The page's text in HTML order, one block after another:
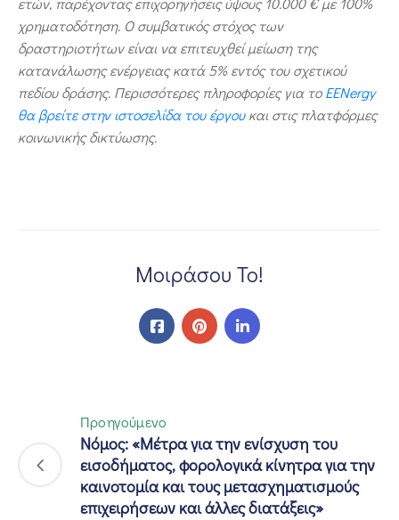
χρηματοδότηση. Ο συμβατικός στόχος των
δραστηριοτήτων είναι να επιτευχθεί μείωση της
κατανάλωσης ενέργειας κατά 5% εντός του σχετικού
πεδίου δράσης. Περισσότερες πληροφορίες για τοEENergy
θα βρείτε στην ιστοσελίδα του έργουκαι στις πλατφόρμες
κοινωνικής δικτύωσης.
Μοιράσου Το!
Προηγούμενο
Νόμος: «Μέτρα για την ενίσχυση του
εισοδήματος, φορολογικά κίνητρα για την
καινοτομία και τους μετασχηματισμούς
επιχειρήσεων και άλλες διατάξεις»